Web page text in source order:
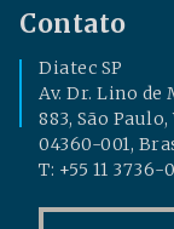
Contato
Diatec SP
Av. Dr. Lino de
883, São
04360-001,
T: +55 11 3736-